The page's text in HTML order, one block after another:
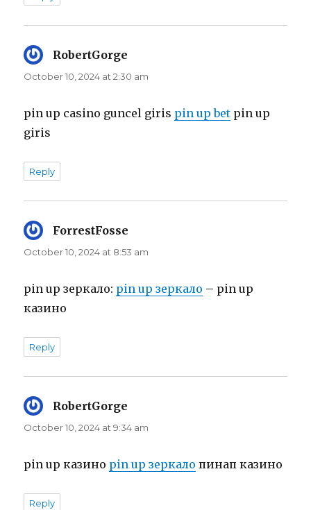
RobertGorge
October 10, 2024 at 2:30 am
pin up casino guncel giris pin up bet pin up
giris
Reply
ForrestFosse
October 10, 2024 at 8:53 am
pin up зеркало: pin up зеркало – pin up
казино
Reply
RobertGorge
October 10, 2024 at 9:34 am
pin up казино pin up зеркало пинап казино
Reply